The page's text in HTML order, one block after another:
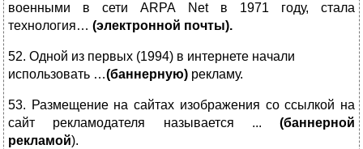
военными в сети ARPA Net в 1971 году, стала
технология… (электронной почты).
52. Одной из первых (1994) в интернете начали
использовать …(баннерную) рекламу.
53. Размещение на сайтах изображения со ссылкой на
сайт рекламодателя называется ... (баннерной
рекламой).